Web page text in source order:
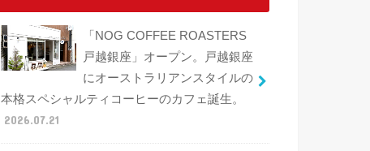
「NOG COFFEE ROASTERS
戸越銀座」オープン。戸越銀座
にオーストラリアンスタイルの
本格スペシャルティコーヒーのカフェ誕生。
2026.07.21